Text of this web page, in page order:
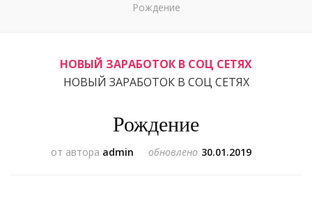
Рождение
НОВЫЙ ЗАРАБОТОК В СОЦ СЕТЯХ
НОВЫЙ ЗАРАБОТОК В СОЦ СЕТЯХ
Рождение
от автора admin обновлено 30.01.2019